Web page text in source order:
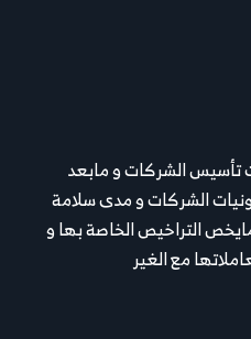
تأسيس الشركات و مابعد
الشركات و مدى سلامة
التراخيص الخاصة بها و
مع الغير